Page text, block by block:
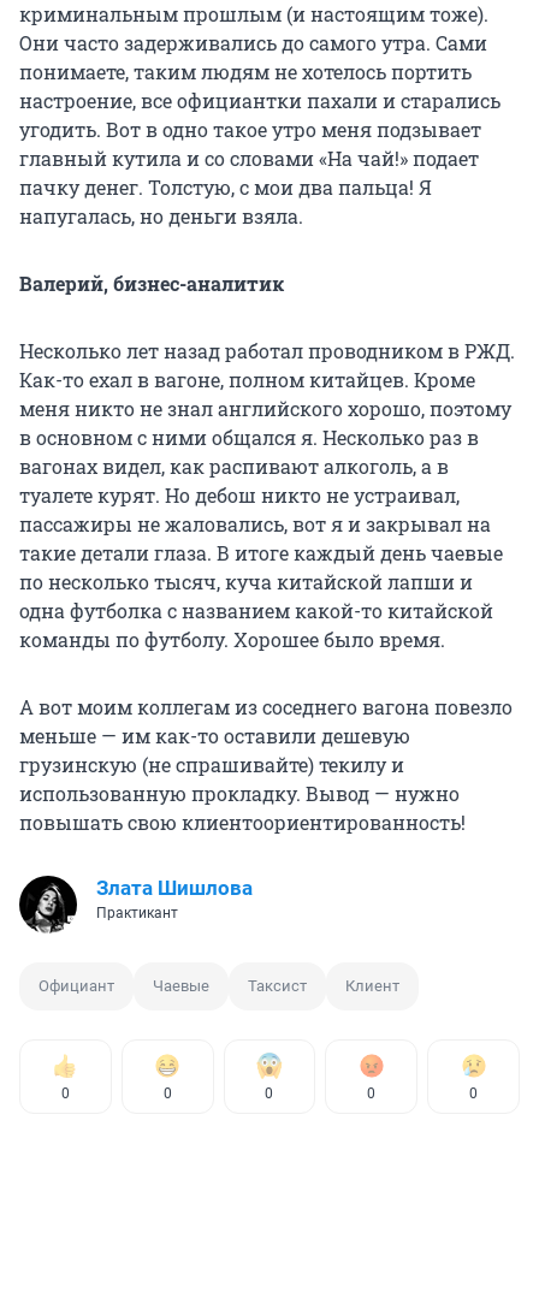
криминальным прошлым (и настоящим тоже).
Они часто задерживались до самого утра. Сами
понимаете, таким людям не хотелось портить
настроение, все официантки пахали и старались
угодить. Вот в одно такое утро меня подзывает
главный кутила и со словами «На чай!» подает
пачку денег. Толстую, с мои два пальца! Я
напугалась, но деньги взяла.
Валерий, бизнес-аналитик
Несколько лет назад работал проводником в РЖД.
Как-то ехал в вагоне, полном китайцев. Кроме
меня никто не знал английского хорошо, поэтому
в основном с ними общался я. Несколько раз в
вагонах видел, как распивают алкоголь, а в
туалете курят. Но дебош никто не устраивал,
пассажиры не жаловались, вот я и закрывал на
такие детали глаза. В итоге каждый день чаевые
по несколько тысяч, куча китайской лапши и
одна футболка с названием какой-то китайской
команды по футболу. Хорошее было время.
А вот моим коллегам из соседнего вагона повезло
меньше — им как-то оставили дешевую
грузинскую (не спрашивайте) текилу и
использованную прокладку. Вывод — нужно
повышать свою клиентоориентированность!
Злата Шишлова
Практикант
Официант Чаевые Таксист Клиент
0 0 0 0 0